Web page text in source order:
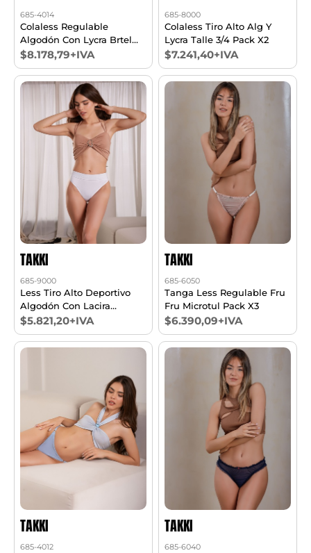
685-4014
Colaless Regulable
Algodón Con Lycra Brtel
De 15mm En La Cintura
Pack X3 T1/6
$8.178,79+IVA
685-8000
Colaless Tiro Alto Alg Y
Lycra Talle 3/4 Pack X2
$7.241,40+IVA
TAKKI
685-9000
Less Tiro Alto Deportivo
Algodón Con Lacira
Cintura De 40mm Pack X2
T1/6
$5.821,20+IVA
TAKKI
685-6050
Tanga Less Regulable Fru
Fru Microtul Pack X3
$6.390,09+IVA
TAKKI
685-4012
TAKKI
685-6040